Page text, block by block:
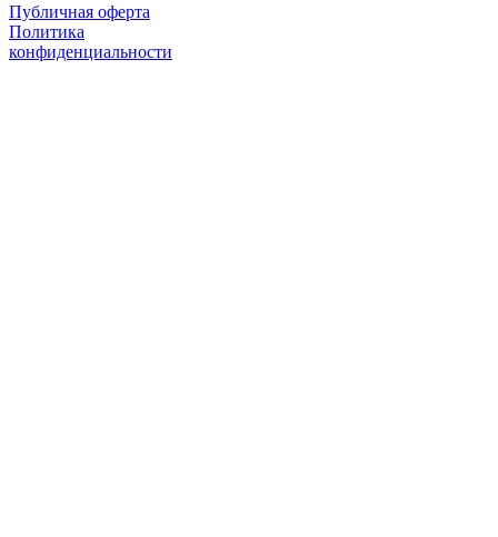
Публичная оферта
Политика
конфиденциальности